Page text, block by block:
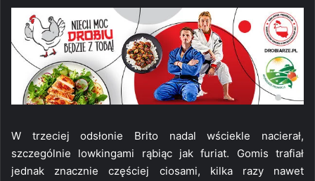
W trzeciej odsłonie Brito nadal wściekle nacierał,
szczególnie lowkingami rąbiąc jak furiat. Gomis trafiał
jednak znacznie częściej ciosami, kilka razy nawet